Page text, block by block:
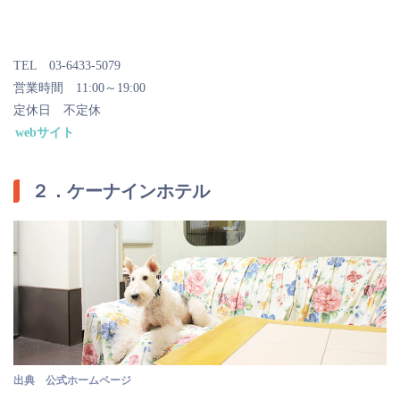
TEL 03-6433-5079
営業時間 11:00～19:00
定休日 不定休
webサイト
２．ケーナインホテル
出典 公式ホームページ